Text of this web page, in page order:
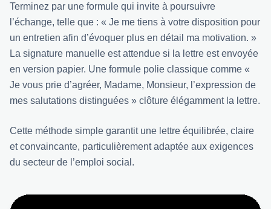
Terminez par une formule qui invite à poursuivre
l’échange, telle que : « Je me tiens à votre disposition pour
un entretien afin d’évoquer plus en détail ma motivation. »
La signature manuelle est attendue si la lettre est envoyée
en version papier. Une formule polie classique comme «
Je vous prie d’agréer, Madame, Monsieur, l’expression de
mes salutations distinguées » clôture élégamment la lettre.
Cette méthode simple garantit une lettre équilibrée, claire
et convaincante, particulièrement adaptée aux exigences
du secteur de l’emploi social.